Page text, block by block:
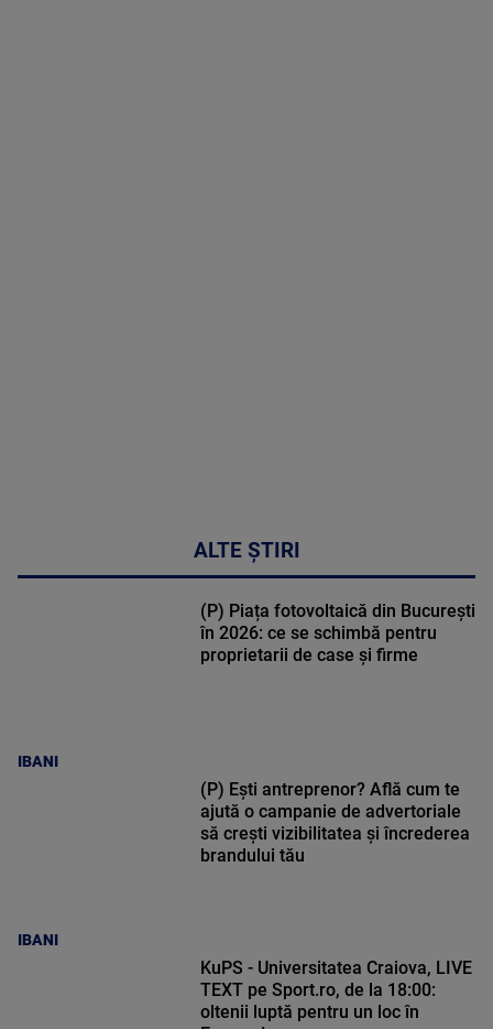
ALTE ȘTIRI
IBANI
(P) Piața fotovoltaică din București
în 2026: ce se schimbă pentru
proprietarii de case și firme
IBANI
(P) Ești antreprenor? Află cum te
ajută o campanie de advertoriale
să crești vizibilitatea și încrederea
brandului tău
KuPS - Universitatea Craiova, LIVE
TEXT pe Sport.ro, de la 18:00:
oltenii luptă pentru un loc în